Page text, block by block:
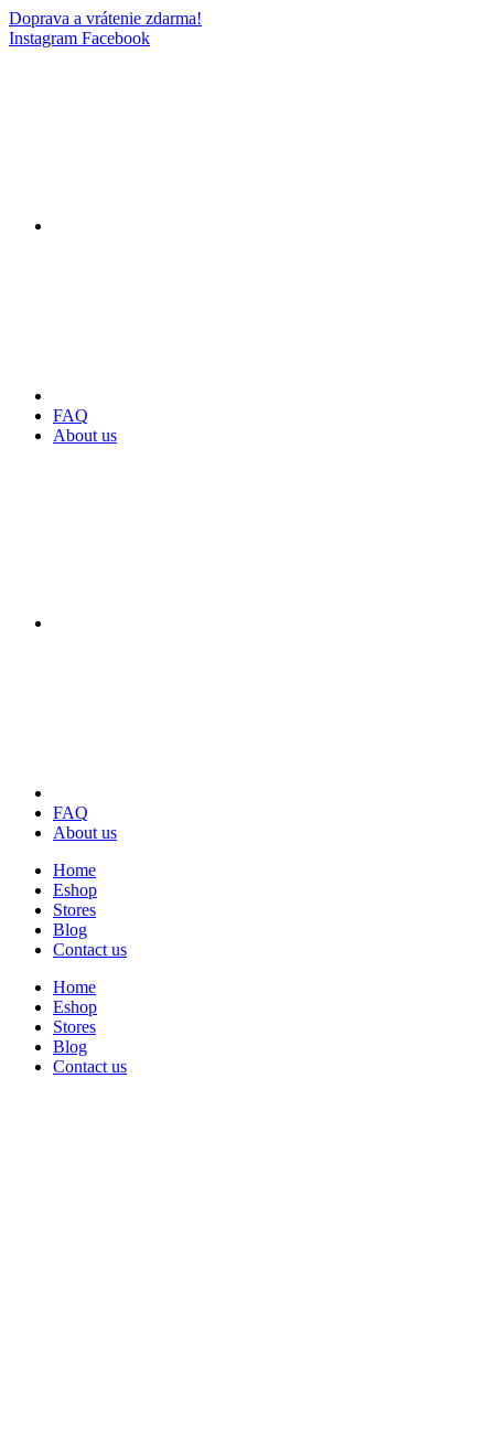
Doprava a vrátenie zdarma!
Instagram Facebook
FAQ
About us
FAQ
About us
Home
Eshop
Stores
Blog
Contact us
Home
Eshop
Stores
Blog
Contact us